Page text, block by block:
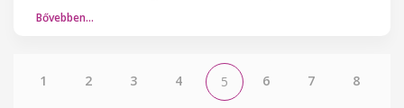
Bővebben…
1 2 3 4 5 6 7 8